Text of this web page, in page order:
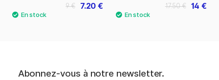
7.20 €
9 € 14 €
17.50 €
Abonnez-vous à notre newsletter.